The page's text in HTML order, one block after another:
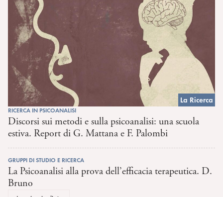
La Ricerca
RICERCA IN PSICOANALISI
Discorsi sui metodi e sulla psicoanalisi: una scuola
estiva. Report di G. Mattana e F. Palombi
GRUPPI DI STUDIO E RICERCA
La Psicoanalisi alla prova dell’efficacia terapeutica. D.
Bruno